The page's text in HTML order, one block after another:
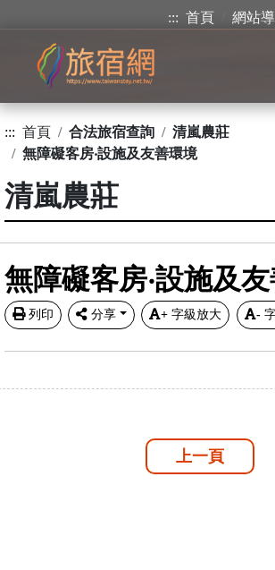
::: 首頁 網站
::: 首頁 合法旅宿查詢
清嵐農莊
無障礙客房‧設施及友善環境
清嵐農莊
無障礙客房‧設施及
列印 分享 + 字級放大 -
上一頁